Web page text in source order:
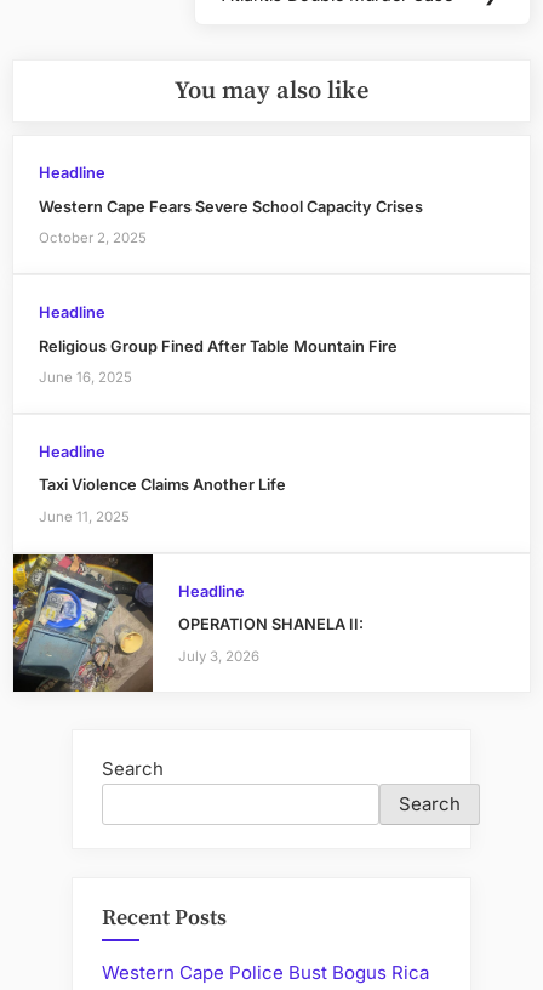
Next
You may also like
Headline
Western Cape Fears Severe School Capacity Crises
October 2, 2025
Headline
Religious Group Fined After Table Mountain Fire
June 16, 2025
Headline
Taxi Violence Claims Another Life
June 11, 2025
Headline
OPERATION SHANELA II:
July 3, 2026
Search
Search
Recent Posts
Western Cape Police Bust Bogus Rica